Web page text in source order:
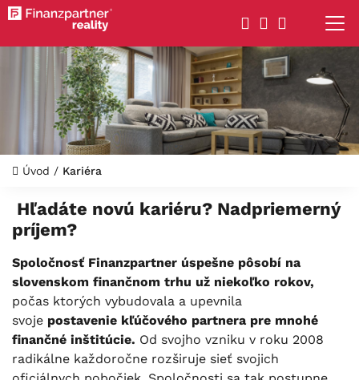
Úvod / Kariéra
Hľadáte novú kariéru? Nadpriemerný
príjem?
Spoločnosť Finanzpartner úspešne pôsobí na
slovenskom finančnom trhu už niekoľko rokov,
počas ktorých vybudovala a upevnila
svoje postavenie kľúčového partnera pre mnohé
finančné inštitúcie. Od svojho vzniku v roku 2008
radikálne každoročne rozširuje sieť svojich